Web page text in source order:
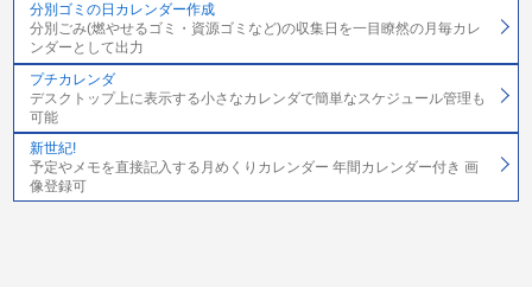
分別ゴミの日カレンダー作成
分別ごみ(燃やせるゴミ・資源ゴミなど)の収集日を一目瞭然の月毎カレ
ンダーとして出力
プチカレンダ
デスクトップ上に表示する小さなカレンダで簡単なスケジュール管理も
可能
新世紀!
予定やメモを直接記入する月めくりカレンダー 年間カレンダー付き 画
像登録可